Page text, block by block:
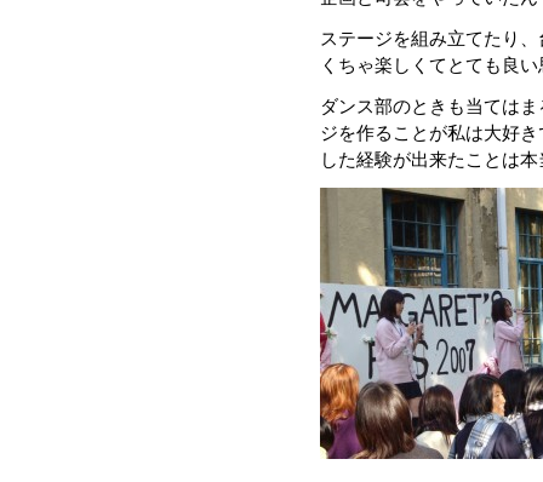
ステージを組み立てたり
くちゃ楽しくてとても良
ダンス部のときも当ては
ジを作ることが私は大好
した経験が出来たことは